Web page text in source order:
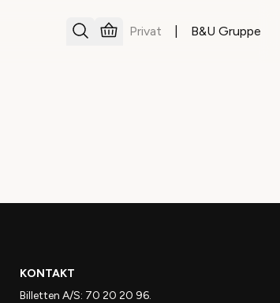
Privat B&U Gruppe
KONTAKT
Billetten A/S: 70 20 20 96.